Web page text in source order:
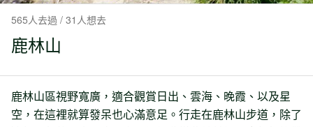
565人去過 / 31人想去
鹿林山
鹿林山區視野寬廣，適合觀賞日出、雲海、晚霞、以及星
空，在這裡就算發呆也心滿意足。行走在鹿林山步道，除了